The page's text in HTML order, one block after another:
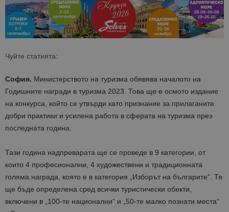
Чуйте статията:
София. Министерството на туризма обявява началото на
Годишните награди в туризма 2023. Това ще е осмото издание
на конкурса, който се утвърди като признание за прилаганите
добри практики и усилена работа в сферата на туризма през
последната година.
Тази година надпреварата ще се проведе в 9 категории, от
които 4 професионални, 4 художествени и традиционната
голяма награда, която е в категория „Изборът на българите“. Тя
ще бъде определена сред всички туристически обекти,
включени в „100-те национални“ и „50-те малко познати места“